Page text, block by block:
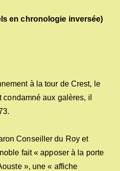
en chronologie inversée)
à la tour de Crest, le
aux galères, il
Conseiller du Roy et
fait « apposer à la porte
», une « affiche